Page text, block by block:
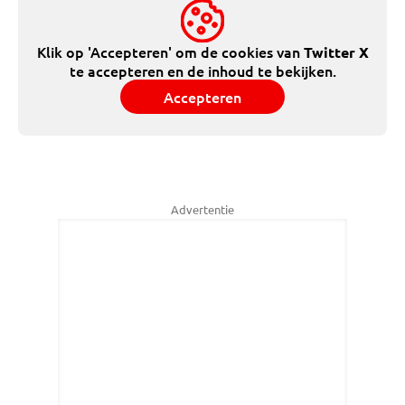
Klik op 'Accepteren' om de cookies vanTwitter X
te accepteren en de inhoud te bekijken.
Accepteren
Advertentie